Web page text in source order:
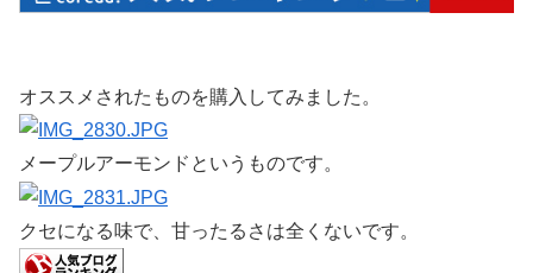
オススメされたものを購入してみました。
メープルアーモンドというものです。
クセになる味で、甘ったるさは全くないです。